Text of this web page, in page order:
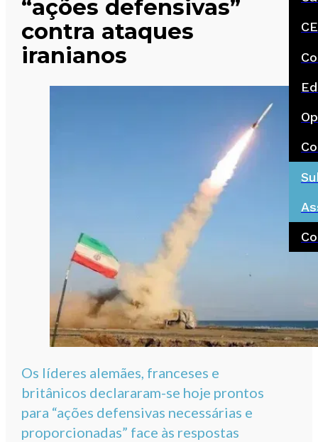
“ações defensivas”
contra ataques
iranianos
Os líderes alemães, franceses e
britânicos declararam-se hoje prontos
para “ações defensivas necessárias e
proporcionadas” face às respostas